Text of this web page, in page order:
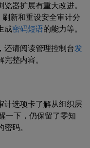
器扩展有重大改进。
新和重设安全审计分
成密码短语的能力等。
还请阅读管理控制台发
完整内容。
计选项卡了解从组织层
一下，仍保留了零知
码。